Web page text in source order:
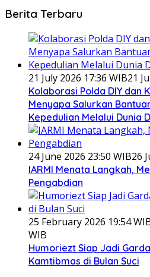
Berita Terbaru
21 July 2026 17:36 WIB21
Kolaborasi Polda DIY dan
Menyapa Salurkan
Kepedulian Melalui Dunia
24 June 2026 23:50 WIB26
IARMI Menata Langkah,
Pengabdian
25 February 2026 19:54
WIB
Humoriezt Siap Jadi
Kamtibmas di Bulan Suci